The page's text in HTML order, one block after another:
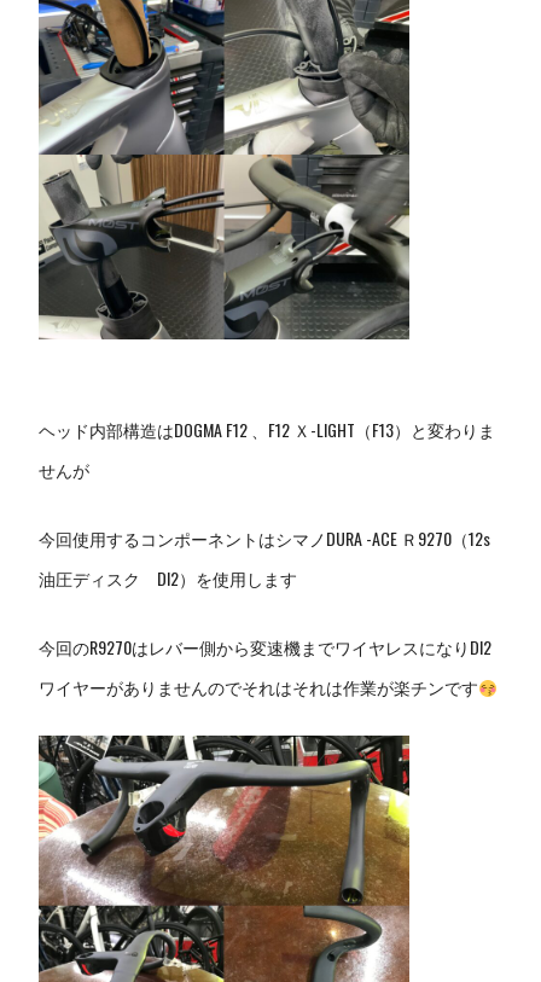
ヘッド内部構造はDOGMA F12 、F12 Ｘ-LIGHT（F13）と変わりま
せんが
今回使用するコンポーネントはシマノDURA -ACE Ｒ9270（12s
油圧ディスク DI2）を使用します
今回のR9270はレバー側から変速機までワイヤレスになりDI2
ワイヤーがありませんのでそれはそれは作業が楽チンです